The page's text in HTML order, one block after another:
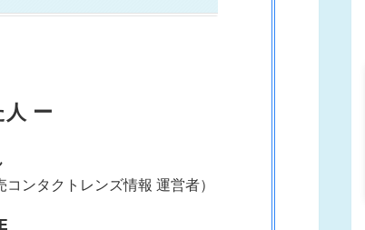
ー
コンタクトレンズ情報 運営者）